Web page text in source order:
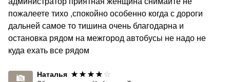
пожалеете тихо ,спокойно особенно когда с дороги
дальней самое то тишина очень благодарна и
остановка рядом на межгород автобусы не надо не
куда ехать все рядом
Наталья